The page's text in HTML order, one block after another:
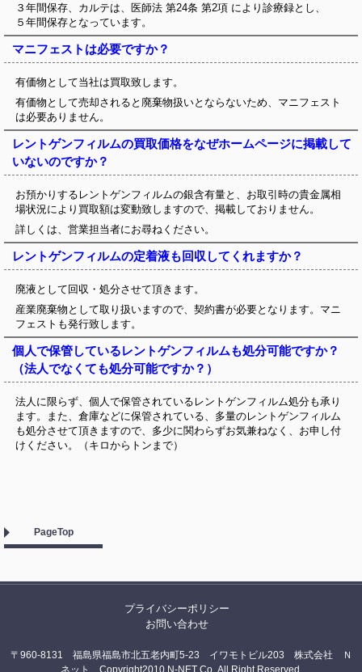
３年間保存、カルテは、医師法 第24条 第2項 により診療録とし、
５年間保存となっています。
マニフェストは必要ですか？
有価物として当社は買取致します。
有価物として売却されると廃棄物扱いとならないため、マニフェスト
は必要ありません。
レントゲンフィルムの買取価格をなぜホームページに掲載して
いないのですか？
お預かりするレントゲンフィルムの銀含有量と、お取引時の貴金属相
場状況により買取額は変動致しますので、掲載しておりません。
詳しくは、営業担当者にお尋ねください。
レントゲンフィルムの定着液も回収してくれますか？
廃液として回収・処分させて頂きます。
産業廃棄物として取り扱いますので、契約書が必要となります。マニ
フェストも発行致します。
個人で保管しているレントゲンフィルムも処分可能ですか？
（法人でなくても処分可能ですか？）
法人に限らず、個人で保管されているレントゲンフィルム処分も承り
ます。また、倉庫などに保管されている、多量のレントゲンフィルム
も処分させて頂きますので、多少に関わらずお気兼ねなく、お申し付
けください。（キロからトンまで）
PageTop
プライバシーポリシー
お問い合わせ
〒960-8131 福島県福島市北五老内町5-23 イワモトビル203 株式会社 Ｎ
ネット Copyright2010 N-NET Co.,All Right Reserved.